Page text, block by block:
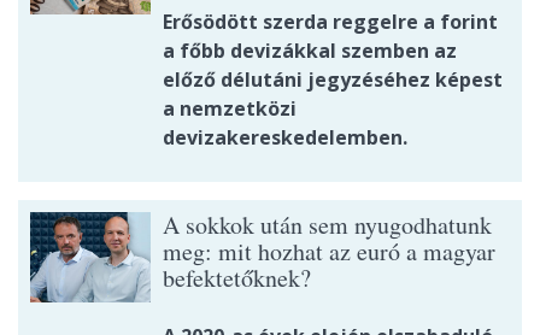
Erősödött szerda reggelre a forint
a főbb devizákkal szemben az
előző délutáni jegyzéséhez képest
a nemzetközi
devizakereskedelemben.
A sokkok után sem nyugodhatunk
meg: mit hozhat az euró a magyar
befektetőknek?